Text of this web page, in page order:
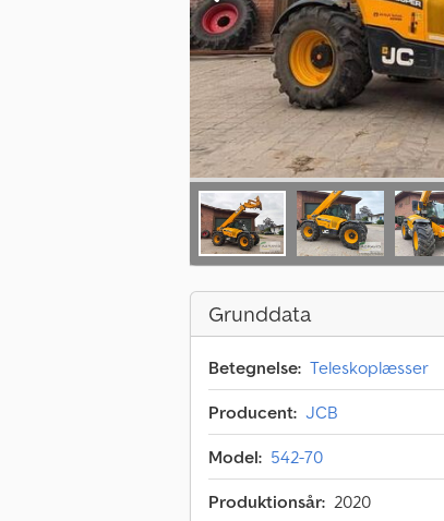
Grunddata
Betegnelse: Teleskoplæsser
Producent: JCB
Model: 542-70
Produktionsår: 2020